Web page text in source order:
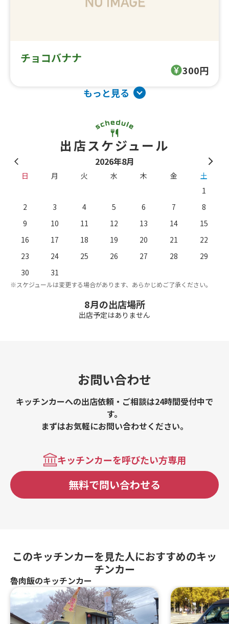
チョコバナナ
300円
もっと見る
出店スケジュール
2026年8月
日 月 火 水 木 金
土
1
2
3 4 5 6 7
8
9
10 11 12 13 14
15
16
17 18 19 20 21
22
23
24 25 26 27 28
29
30
31
※スケジュールは変更する場合があります、あらかじめご了承ください。
8月の出店場所
出店予定はありません
お問い合わせ
キッチンカーへの出店依頼・ご相談は24時間受付中で
す。
まずはお気軽にお問い合わせください。
キッチンカーを呼びたい方専用
無料で問い合わせる
このキッチンカーを見た人におすすめのキッ
チンカー
魯肉飯のキッチンカー